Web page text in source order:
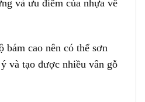
và ưu điểm của nhựa về
bám cao nên có thể sơn
và tạo được nhiều vân gỗ